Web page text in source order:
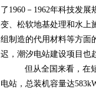
了1960－1962年科技发
变、松软地基处理和水上
组制造的代用材料等方面
迟，潮汐电站建设项目也
但从全国来看，在
电站，总装机容量达